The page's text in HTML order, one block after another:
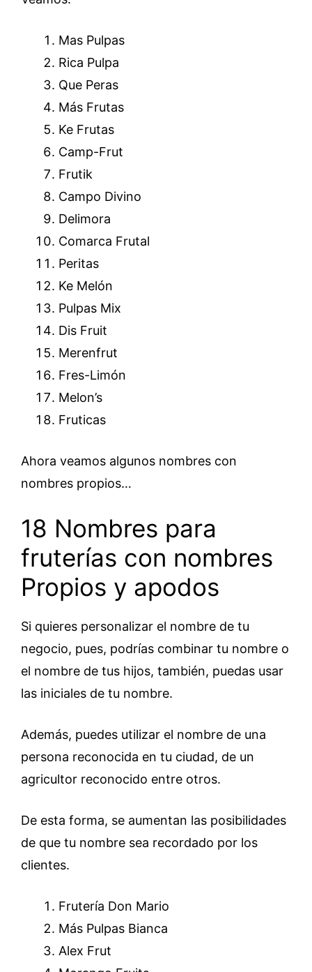
Mas Pulpas
Rica Pulpa
Que Peras
Más Frutas
Ke Frutas
Camp-Frut
Frutik
Campo Divino
Delimora
Comarca Frutal
Peritas
Ke Melón
Pulpas Mix
Dis Fruit
Merenfrut
Fres-Limón
Melon’s
Fruticas
Ahora veamos algunos nombres con
nombres propios…
18 Nombres para
fruterías con nombres
Propios y apodos
Si quieres personalizar el nombre de tu
negocio, pues, podrías combinar tu nombre o
el nombre de tus hijos, también, puedas usar
las iniciales de tu nombre.
Además, puedes utilizar el nombre de una
persona reconocida en tu ciudad, de un
agricultor reconocido entre otros.
De esta forma, se aumentan las posibilidades
de que tu nombre sea recordado por los
clientes.
Frutería Don Mario
Más Pulpas Bianca
Alex Frut